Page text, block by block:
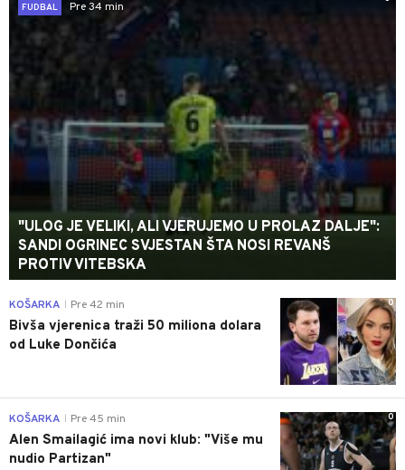
FUDBAL
Pre 34 min
"ULOG JE VELIKI, ALI VJERUJEMO U PROLAZ DALJE":
SANDI OGRINEC SVJESTAN ŠTA NOSI REVANŠ
PROTIV VITEBSKA
0
KOŠARKA Pre 42 min
Bivša vjerenica traži 50 miliona dolara
od Luke Dončića
0
KOŠARKA Pre 45 min
Alen Smailagić ima novi klub: "Više mu
nudio Partizan"